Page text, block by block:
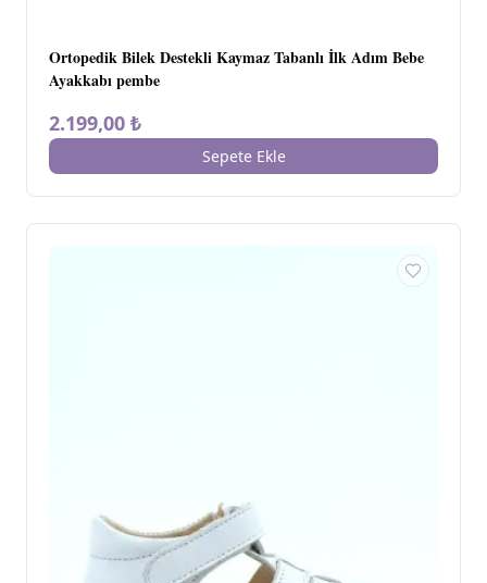
Ortopedik Bilek Destekli Kaymaz Tabanlı İlk Adım Bebe
Ayakkabı pembe
2.199,00 ₺
Sepete Ekle